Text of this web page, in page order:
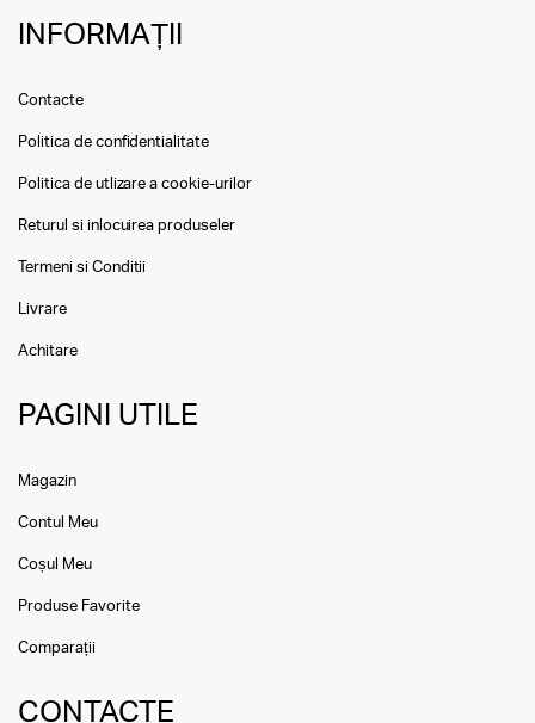
INFORMAȚII
Contacte
Politica de confidentialitate
Politica de utlizare a cookie-urilor
Returul si inlocuirea produseler
Termeni si Conditii
Livrare
Achitare
PAGINI UTILE
Magazin
Contul Meu
Coșul Meu
Produse Favorite
Comparații
CONTACTE